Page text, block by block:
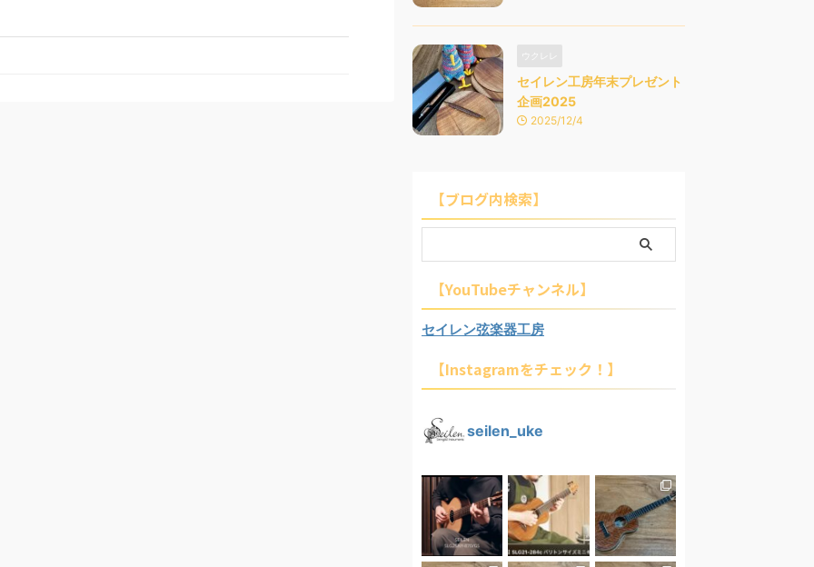
セイレン工房年末プレゼント
企画2025
2025/12/4
【ブログ内検索】
【YouTubeチャンネル】
セイレン弦楽器工房
【Instagramをチェック！】
seilen_uke